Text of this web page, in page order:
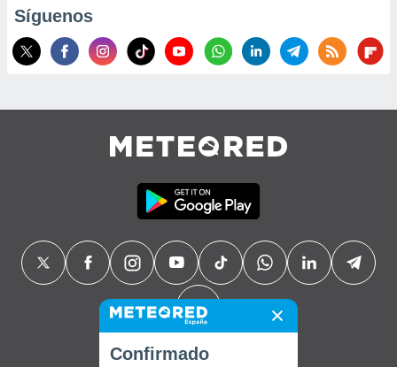
Síguenos
Confirmado